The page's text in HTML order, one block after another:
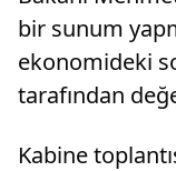
bir sunum
ekonomideki
tarafından
Kabine